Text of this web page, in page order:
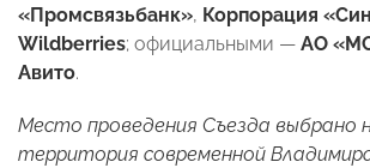
«Промсвязьбанк», Корпорация
Wildberries; официальными — АО
Авито.
Место проведения Съезда выбрано
территория современной